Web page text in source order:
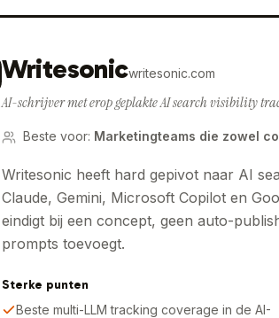
Writesonicwritesonic.com
AI-schrijver met erop geplakte AI search visibility
Beste voor: Marketingteams die zowel
Writesonic heeft hard gepivot naar AI
Claude, Gemini, Microsoft Copilot en
eindigt bij een concept, geen auto-
prompts toevoegt.
Sterke punten
Beste multi-LLM tracking coverage in de AI-